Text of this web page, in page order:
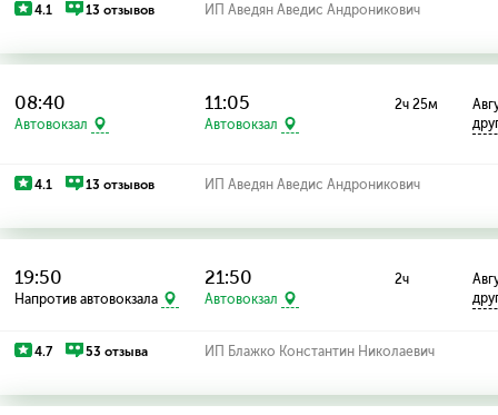
4.1 13 отзывов ИП Аведян Аведис Андроникович
08:40
Автовокзал
11:05
Автовокзал
2ч 25м
4.1 13 отзывов ИП Аведян Аведис Андроникович
19:50
Напротив автовокзала
21:50
Автовокзал
2ч
4.7 53 отзыва ИП Блажко Константин Николаевич